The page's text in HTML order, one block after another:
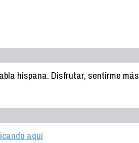
hispana. Disfrutar, sentirme más
aquí